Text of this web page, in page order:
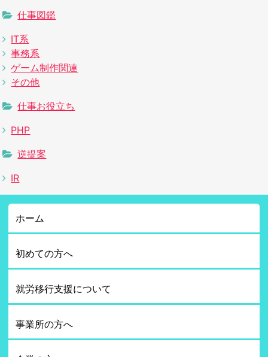
仕事図鑑
IT系
事務系
ゲーム制作関連
その他
仕事お役立ち
PHP
逆提案
IR
ホーム
初めての方へ
就労移行支援について
事業所の方へ